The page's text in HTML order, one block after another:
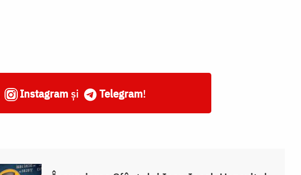
Instagram și Telegram!